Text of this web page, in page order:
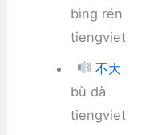
bìng rén
tiengviet
不大
bù dà
tiengviet